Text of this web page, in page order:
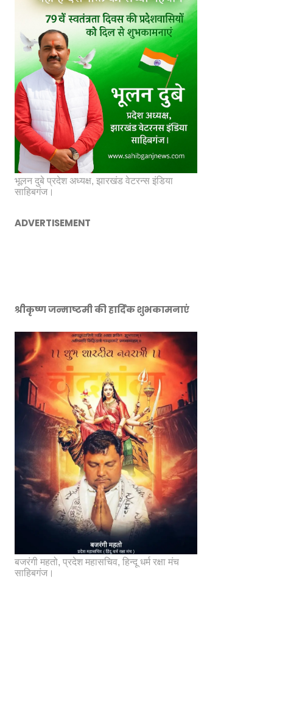
भूलन दुबे प्रदेश अध्यक्ष, झारखंड वेटरन्स इंडिया
साहिबगंज।
ADVERTISEMENT
श्रीकृष्ण जन्माष्टमी की हार्दिक शुभकामनाएं
बजरंगी महतो, प्रदेश महासचिव, हिन्दू धर्म रक्षा मंच
साहिबगंज।